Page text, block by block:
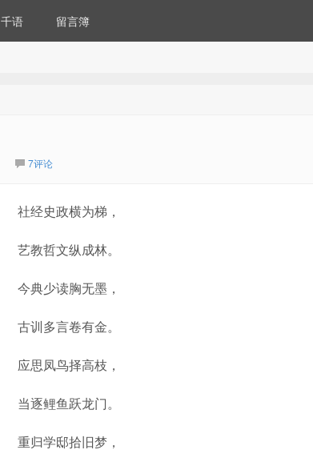
千语 留言簿
7评论
社经史政横为梯，
艺教哲文纵成林。
今典少读胸无墨，
古训多言卷有金。
应思凤鸟择高枝，
当逐鲤鱼跃龙门。
重归学邸拾旧梦，